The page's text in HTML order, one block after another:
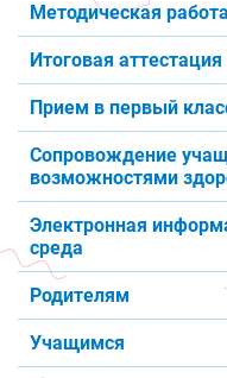
Методическая работа
Итоговая аттестация
Прием в первый
Сопровождение
возможностями
Электронная
среда
Родителям
Учащимся